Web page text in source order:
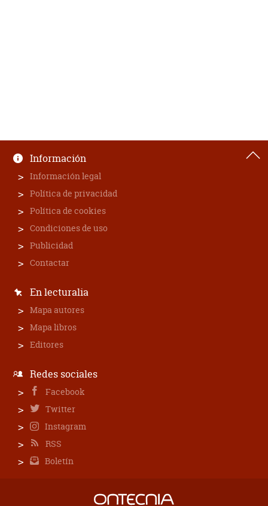
Información
Información legal
Política de privacidad
Política de cookies
Condiciones de uso
Publicidad
Contactar
En lecturalia
Mapa autores
Mapa libros
Editores
Redes sociales
Facebook
Twitter
Instagram
RSS
Boletín